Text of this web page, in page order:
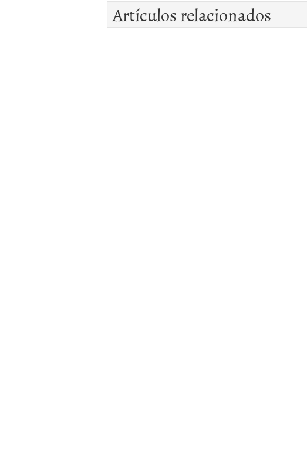
Artículos relacionados